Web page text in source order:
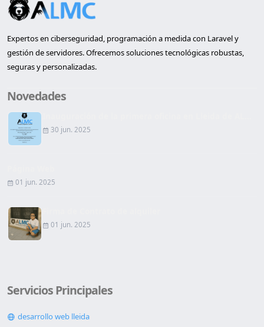
Expertos en ciberseguridad, programación a medida con Laravel y
gestión de servidores. Ofrecemos soluciones tecnológicas robustas,
seguras y personalizadas.
Novedades
30 jun. 2025
01 jun. 2025
01 jun. 2025
Servicios Principales
desarrollo web lleida